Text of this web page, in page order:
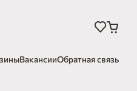
ВакансииОбратная связь